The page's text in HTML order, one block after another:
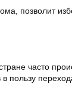
позволит
часто
пользу